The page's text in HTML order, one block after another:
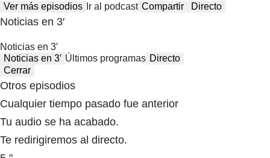
Ver más episodios Ir al podcast Compartir Directo
Noticias en 3′
Noticias en 3′
Noticias en 3′ Últimos programas Directo
Cerrar
Otros episodios
Cualquier tiempo pasado fue anterior
Tu audio se ha acabado.
Te redirigiremos al directo.